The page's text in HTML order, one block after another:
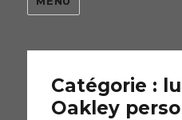
Catégorie :
Oakley